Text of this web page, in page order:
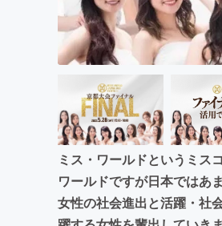
ミス・ワールドというミス
ワールドですが日本ではあ
女性の社会進出と活躍・社